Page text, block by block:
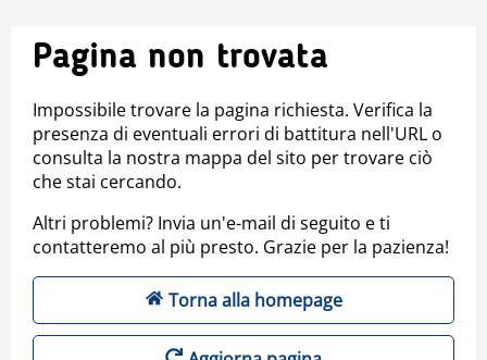
Pagina non trovata
Impossibile trovare la pagina richiesta. Verifica la
presenza di eventuali errori di battitura nell'URL o
consulta la nostra mappa del sito per trovare ciò
che stai cercando.
Altri problemi? Invia un'e-mail di seguito e ti
contatteremo al più presto. Grazie per la pazienza!
Torna alla homepage